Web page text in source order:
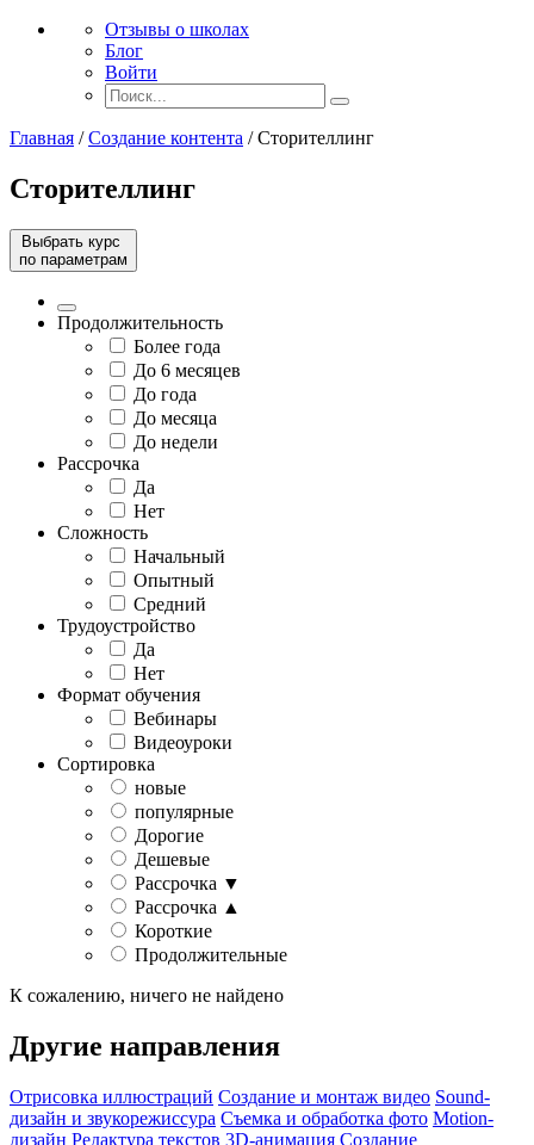
Отзывы о школах
Блог
Войти
Главная /Создание контента /Сторителлинг
Сторителлинг
Выбрать курс
по параметрам
Продолжительность
Более года
До 6 месяцев
До года
До месяца
До недели
Рассрочка
Да
Нет
Сложность
Начальный
Опытный
Средний
Трудоустройство
Да
Нет
Формат обучения
Вебинары
Видеоуроки
Сортировка
новые
популярные
Дорогие
Дешевые
Рассрочка ▼
Рассрочка ▲
Короткие
Продолжительные
К сожалению, ничего не найдено
Другие направления
Отрисовка иллюстраций Создание и монтаж видео Sound-
дизайн и звукорежиссура Съемка и обработка фото Motion-
дизайн Редактура текстов 3D-анимация Создание